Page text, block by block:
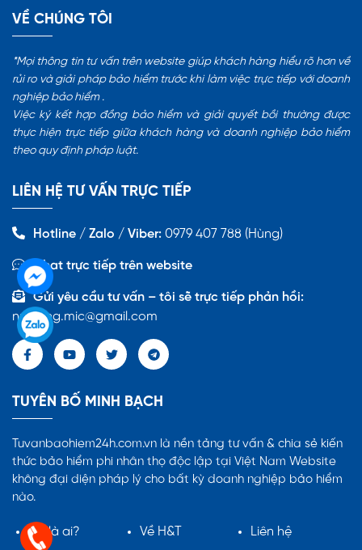
VỀ CHÚNG TÔI
*Mọi thông tin tư vấn trên website giúp khách hàng hiểu rõ hơn về
rủi ro và giải pháp bảo hiểm trước khi làm việc trực tiếp với doanh
nghiệp bảo hiểm .
Việc ký kết hợp đồng bảo hiểm và giải quyết bồi thường được
thực hiện trực tiếp giữa khách hàng và doanh nghiệp bảo hiểm
theo quy định pháp luật.
LIÊN HỆ TƯ VẤN TRỰC TIẾP
Hotline / Zalo / Viber: 0979 407 788 (Hùng)
Chat trực tiếp trên website
Gửi yêu cầu tư vấn – tôi sẽ trực tiếp phản hồi:
nmhung.mic@gmail.com
TUYÊN BỐ MINH BẠCH
Tuvanbaohiem24h.com.vn là nền tảng tư vấn & chia sẻ kiến
thức bảo hiểm phi nhân thọ độc lập tại Việt Nam Website
không đại diện pháp lý cho bất kỳ doanh nghiệp bảo hiểm
nào.
Tôi là ai? Về H&T Liên hệ